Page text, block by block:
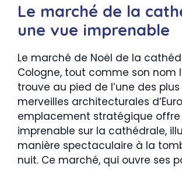
Le marché de la
une vue imprenable
Le marché de Noël de la
Cologne, tout comme son nom
trouve au pied de l’une des
merveilles architecturales
emplacement stratégique offre
imprenable sur la cathédrale,
manière spectaculaire à la
nuit. Ce marché, qui ouvre ses